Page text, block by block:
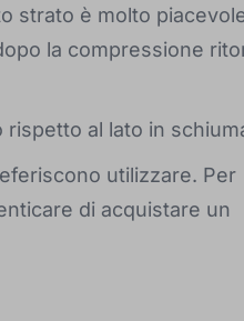
strato è molto
la compressione
al lato in
utilizzare. Per
di acquistare un